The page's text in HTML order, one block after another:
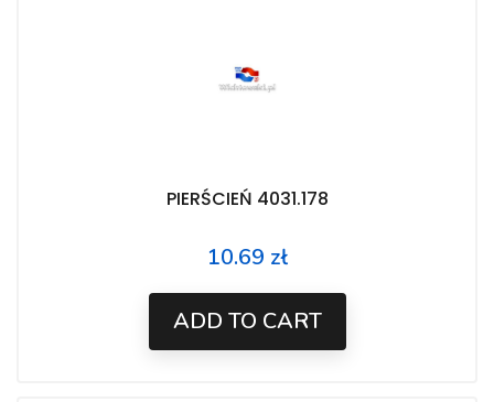
PIERŚCIEŃ 4031.178
Price
10.69 zł
ADD TO CART